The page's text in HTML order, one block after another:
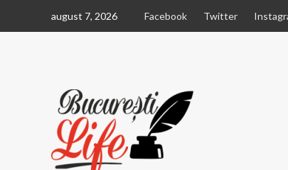
august 7, 2026 Facebook Twitter